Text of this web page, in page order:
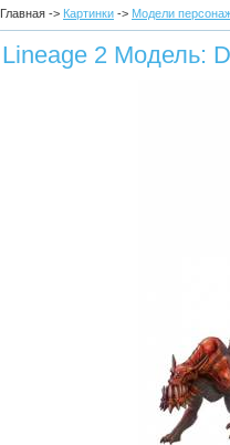
Главная -> Картинки -> Модели
Lineage 2 Модель: